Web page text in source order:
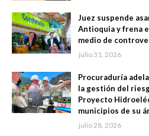
Juez suspende
Antioquia y frena
medio de
julio 31, 2026
Procuraduría
la gestión del
Proyecto
municipios de su
julio 28, 2026